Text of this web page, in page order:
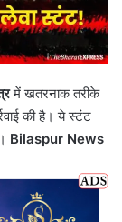
में खतरनाक तरीके
की है। ये स्टंट
Bilaspur News